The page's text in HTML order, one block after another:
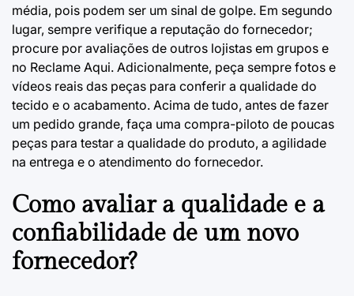
média, pois podem ser um sinal de golpe. Em segundo
lugar, sempre verifique a reputação do fornecedor;
procure por avaliações de outros lojistas em grupos e
no Reclame Aqui. Adicionalmente, peça sempre fotos e
vídeos reais das peças para conferir a qualidade do
tecido e o acabamento. Acima de tudo, antes de fazer
um pedido grande, faça uma compra-piloto de poucas
peças para testar a qualidade do produto, a agilidade
na entrega e o atendimento do fornecedor.
Como avaliar a qualidade e a
confiabilidade de um novo
fornecedor?